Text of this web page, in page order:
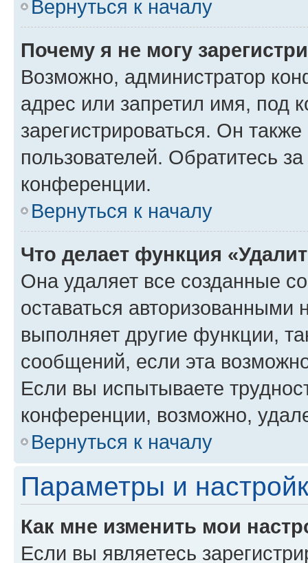
Вернуться к началу
Почему я не могу
Возможно, администратор
адрес или запретил имя, под
зарегистрироваться. Он
пользователей. Обратитесь
конференции.
Вернуться к началу
Что делает функция
Она удаляет все созданные
оставаться авторизованными
выполняет другие функции,
сообщений, если эта
Если вы испытываете
конференции, возможно,
Вернуться к началу
Параметры и
Как мне изменить мои
Если вы являетесь